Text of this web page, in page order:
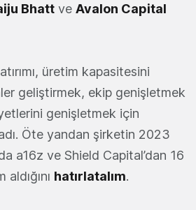
Bhatt ve Avalon Capital
üretim kapasitesini
geliştirmek, ekip genişletmek
genişletmek için
Öte yandan şirketin 2023
a16z ve Shield Capital’dan 16
hatırlatalım.